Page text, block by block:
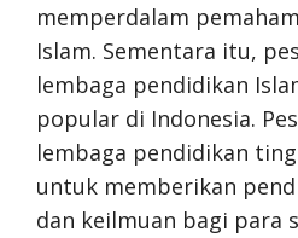
memperdalam
Islam. Sementara itu,
lembaga pendidikan
popular di Indonesia.
lembaga pendidikan
untuk memberikan
dan keilmuan bagi para